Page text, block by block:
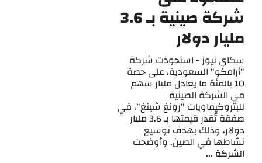
شركة صينية بـ 3.6
مليار دولار
سكاي نيوز - استحوذت شركة
"أرامكو" السعودية، على حصة
10 بالمئة ما يعادل مليار سهم
في الشركة الصينية
للبتروكيماويات "رونغ شينغ"، في
صفقة تُقدر قيمتها بـ 3.6 مليار
دولار، وذلك بهدف توسيع
نشاطها في الصين. وأوضحت
الشركة ...